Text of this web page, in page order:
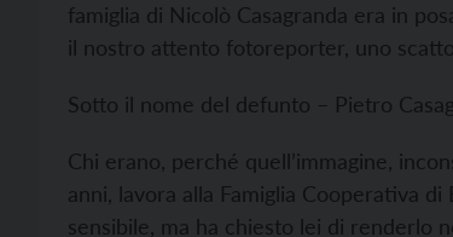
famiglia di Nicolò Casagranda era in
il nostro attento fotoreporter, uno
Sotto il nome del defunto – Pietro
Chi erano, perché quell’immagine,
anni, lavora alla Famiglia Cooperativa
sensibile, ma ha chiesto lei di renderlo